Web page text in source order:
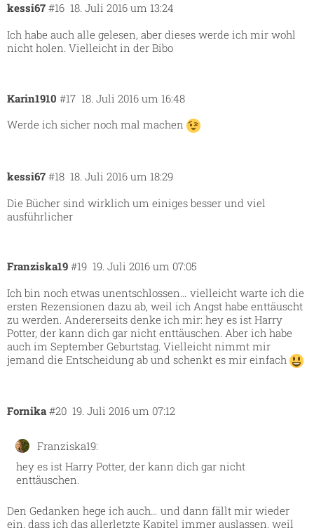
kessi67 18. Juli 2016 um 13:24
#16
Ich habe auch alle gelesen, aber dieses werde ich mir wohl
nicht holen. Vielleicht in der Bibo
Karin1910 18. Juli 2016 um 16:48
#17
Werde ich sicher noch mal machen
kessi67 18. Juli 2016 um 18:29
#18
Die Bücher sind wirklich um einiges besser und viel
ausführlicher
Franziska19 19. Juli 2016 um 07:05
#19
Ich bin noch etwas unentschlossen… vielleicht warte ich die
ersten Rezensionen dazu ab, weil ich Angst habe enttäuscht
zu werden. Andererseits denke ich mir: hey es ist Harry
Potter, der kann dich gar nicht enttäuschen. Aber ich habe
auch im September Geburtstag. Vielleicht nimmt mir
jemand die Entscheidung ab und schenkt es mir einfach
Fornika 19. Juli 2016 um 07:12
#20
Franziska19:
hey es ist Harry Potter, der kann dich gar nicht
enttäuschen.
Den Gedanken hege ich auch… und dann fällt mir wieder
ein, dass ich das allerletzte Kapitel immer auslassen, weil